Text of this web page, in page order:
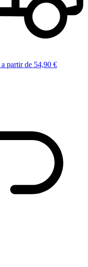
a partir de 54,90 €